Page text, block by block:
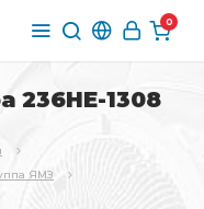
0
236НЕ-1308
ЯМЗ